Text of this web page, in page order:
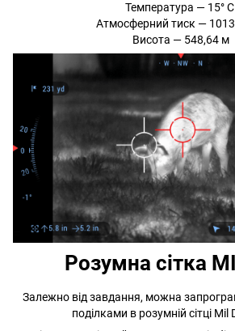
Температура — 15° С
Атмосферний тиск —
Висота — 548,64 м
Розумна сітка
Залежно від завдання, можна
поділками в розумній сітці Mil